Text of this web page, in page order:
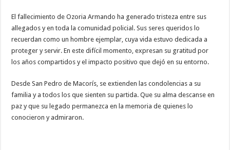
El fallecimiento de Ozoria Armando ha generado tristeza entre sus
allegados y en toda la comunidad policial. Sus seres queridos lo
recuerdan como un hombre ejemplar, cuya vida estuvo dedicada a
proteger y servir. En este difícil momento, expresan su gratitud por
los años compartidos y el impacto positivo que dejó en su entorno.
Desde San Pedro de Macorís, se extienden las condolencias a su
familia y a todos los que sienten su partida. Que su alma descanse en
paz y que su legado permanezca en la memoria de quienes lo
conocieron y admiraron.